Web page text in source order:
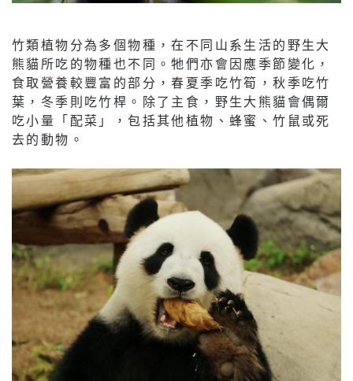
竹類植物分為多個物種，在不同山系生活的野生大
熊貓所吃的物種也不同。牠們亦會因應季節變化，
食取營養較豐富的部分，春夏季吃竹筍，秋季吃竹
葉，冬季則吃竹桿。除了主食，野生大熊貓會偶爾
吃小量「配菜」，包括其他植物、蜂蜜、竹鼠或死
去的動物。